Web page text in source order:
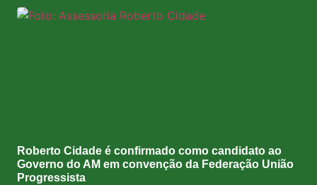
Roberto Cidade é confirmado como candidato ao
Governo do AM em convenção da Federação União
Progressista